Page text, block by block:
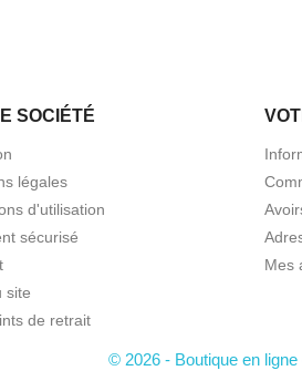
SOCIÉTÉ
légales
d'utilisation
sécurisé
site
de retrait
Mes
© 2026 - Boutique en ligne